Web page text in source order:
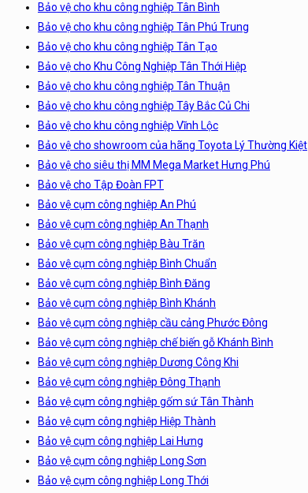
Bảo vệ cho khu công nghiệp Tân Bình
Bảo vệ cho khu công nghiệp Tân Phú Trung
Bảo vệ cho khu công nghiệp Tân Tạo
Bảo vệ cho Khu Công Nghiệp Tân Thới Hiệp
Bảo vệ cho khu công nghiệp Tân Thuận
Bảo vệ cho khu công nghiệp Tây Bắc Củ Chi
Bảo vệ cho khu công nghiệp Vĩnh Lộc
Bảo vệ cho showroom của hãng Toyota Lý Thường Kiệt
Bảo vệ cho siêu thị MM Mega Market Hưng Phú
Bảo vệ cho Tập Đoàn FPT
Bảo vệ cụm công nghiệp An Phú
Bảo vệ cụm công nghiệp An Thạnh
Bảo vệ cụm công nghiệp Bàu Trăn
Bảo vệ cụm công nghiệp Bình Chuẩn
Bảo vệ cụm công nghiệp Bình Đăng
Bảo vệ cụm công nghiệp Bình Khánh
Bảo vệ cụm công nghiệp cầu cảng Phước Đông
Bảo vệ cụm công nghiệp chế biến gỗ Khánh Bình
Bảo vệ cụm công nghiệp Dương Công Khi
Bảo vệ cụm công nghiệp Đông Thạnh
Bảo vệ cụm công nghiệp gốm sứ Tân Thành
Bảo vệ cụm công nghiệp Hiệp Thành
Bảo vệ cụm công nghiệp Lai Hưng
Bảo vệ cụm công nghiệp Long Sơn
Bảo vệ cụm công nghiệp Long Thới